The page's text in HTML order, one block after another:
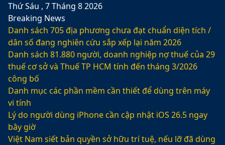
Thứ Sáu , 7 Tháng 8 2026
Breaking News
Danh sách 705 địa phương chưa đạt chuẩn diện tích /
dân số đang nghiên cứu sắp xếp lại năm 2026
Danh sách 81.880‬ người, doanh nghiệp nợ thuế của 29
thuế cơ sở và Thuế TP HCM tính đến tháng 3/2026
công bố
Danh mục các phần mềm cần thiết để dùng trên máy
vi tính
Lý do người dùng iPhone cần cập nhật iOS 26.5 ngay
bây giờ
Việt Nam siết bản quyền sở hữu trí tuệ, nếu lỡ đã dùng